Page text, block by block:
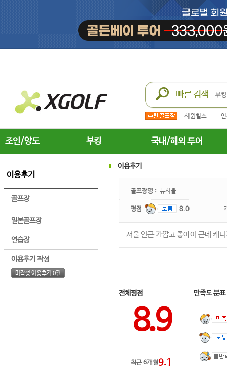
서원힐스
조인/양도 부킹 국내/해외 투어
이용후기
골프장
일본골프장
연습장
이용후기 작성
미작성 이용후기 0건
이용후기
골프장명 : 뉴서울
평점 8.0
서울 인근 가깝고 좋아여 근데 캐
전체평점
8.9
최근 6개월9.1
만족도 분